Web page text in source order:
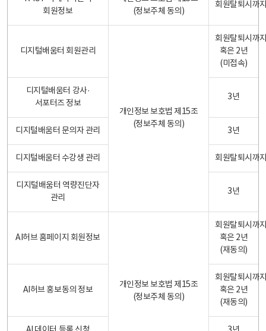
회원정보
(정보주체 동의)
회원탈퇴시까
디지털배움터 회원관리
개인정보 보호법 제15조
(정보주체 동의)
회원탈퇴시까
혹은 2년
(미접속)
디지털배움터 강사·
서포터즈 정보
3년
디지털배움터 문의자 관리 3년
디지털배움터 수강생 관리 회원탈퇴시까
디지털배움터 역량진단자
관리
3년
AI허브 홈페이지 회원정보
개인정보 보호법 제15조
(정보주체 동의)
회원탈퇴시까
혹은 2년
(재동의)
AI허브 홍보동의 정보
회원탈퇴시까
혹은 2년
(재동의)